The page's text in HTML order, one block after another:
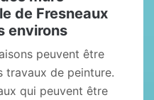
de Fresneaux
environs
peuvent être
travaux de peinture.
qui peuvent être